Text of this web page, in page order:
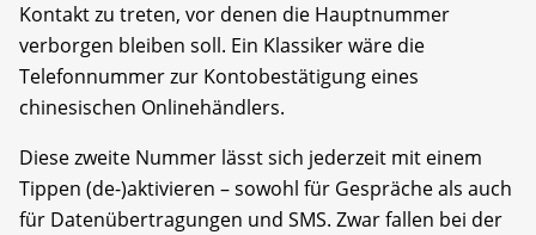
Kontakt zu treten, vor denen die Hauptnummer
verborgen bleiben soll. Ein Klassiker wäre die
Telefonnummer zur Kontobestätigung eines
chinesischen Onlinehändlers.
Diese zweite Nummer lässt sich jederzeit mit einem
Tippen (de-)aktivieren – sowohl für Gespräche als auch
für Datenübertragungen und SMS. Zwar fallen bei der